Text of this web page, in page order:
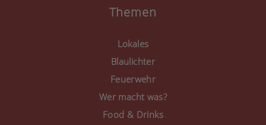
Akzeptieren
Consent Management
Themen
Lokales
Blaulichter
Feuerwehr
Wer macht was?
Food & Drinks